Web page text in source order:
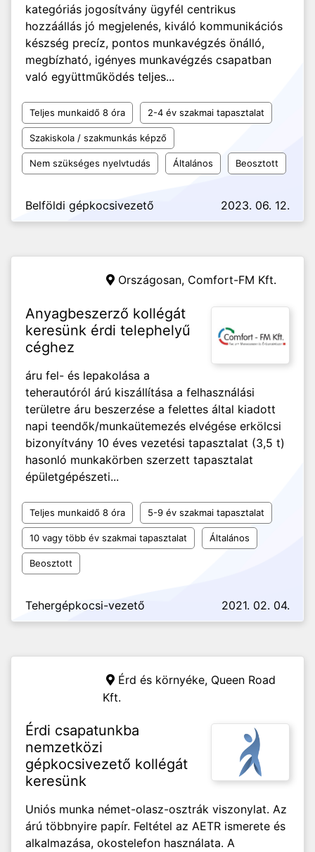
kategóriás jogosítvány ügyfél centrikus
hozzáállás jó megjelenés, kiváló kommunikációs
készség precíz, pontos munkavégzés önálló,
megbízható, igényes munkavégzés csapatban
való együttműködés teljes...
Teljes munkaidő 8 óra 2-4 év szakmai tapasztalat
Szakiskola / szakmunkás képző
Nem szükséges nyelvtudás Általános Beosztott
Belföldi gépkocsivezető 2023. 06. 12.
Országosan, Comfort-FM Kft.
Anyagbeszerző kollégát
keresünk érdi telephelyű
céghez
áru fel- és lepakolása a
teherautóról árú kiszállítása a felhasználási
területre áru beszerzése a felettes által kiadott
napi teendők/munkaütemezés elvégése erkölcsi
bizonyítvány 10 éves vezetési tapasztalat (3,5 t)
hasonló munkakörben szerzett tapasztalat
épületgépészeti...
Teljes munkaidő 8 óra 5-9 év szakmai tapasztalat
10 vagy több év szakmai tapasztalat Általános
Beosztott
Tehergépkocsi-vezető 2021. 02. 04.
Érd és környéke, Queen Road
Kft.
Érdi csapatunkba
nemzetközi
gépkocsivezető kollégát
keresünk
Uniós munka német-olasz-osztrák viszonylat. Az
árú többnyire papír. Feltétel az AETR ismerete és
alkalmazása, okostelefon használata. A